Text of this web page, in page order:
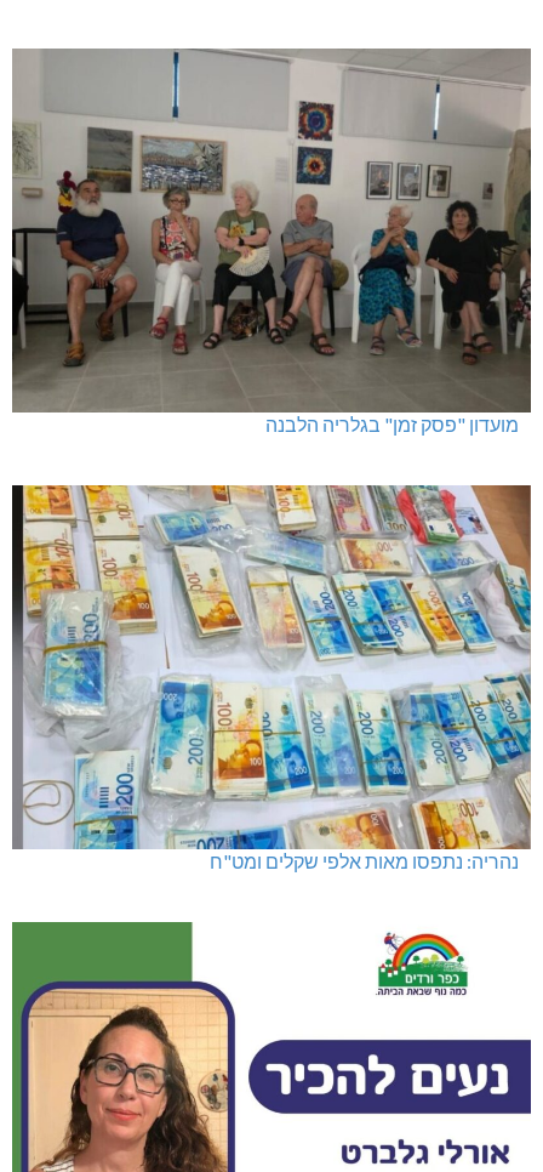
מועדון "פסק זמן" בגלריה הלבנה
נהריה: נתפסו מאות אלפי שקלים ומט"ח